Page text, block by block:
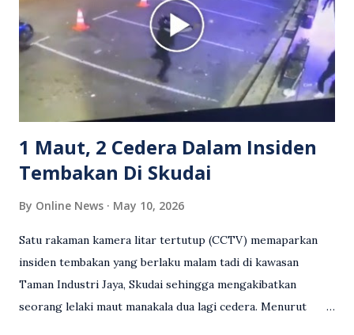
media sosial mengenai insiden tersebut ialah ramai yang
meluahkan rasa marah terhadap tindakan lelaki berkenaan
serta memuji pemandu Grab kerana campur tangan.
Sebahagian netizen turut meminta pihak berkuasa
mengambil tindakan tegas, manakala ada yang bersimpati
terhadap wanita dipercayai menjadi mangs...
1 Maut, 2 Cedera Dalam Insiden
Tembakan Di Skudai
By Online News May 10, 2026
Satu rakaman kamera litar tertutup (CCTV) memaparkan
insiden tembakan yang berlaku malam tadi di kawasan
Taman Industri Jaya, Skudai sehingga mengakibatkan
seorang lelaki maut manakala dua lagi cedera. Menurut